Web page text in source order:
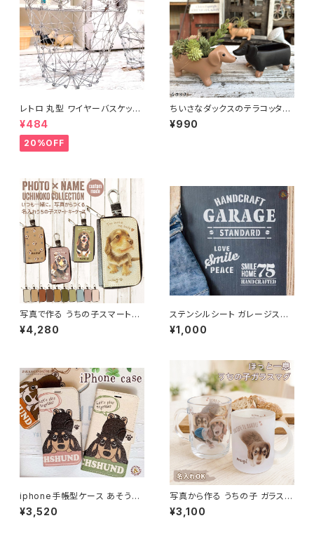
レトロ 丸型 ワイヤーバスケット
L
¥484
20%OFF
ちいさなダックスのテラコッタポ
ット｜ S・Mサイズ
¥990
写真で作る うちの子スマートキ
ーケース 名入れ無料 / 写真を
おしゃれにデザイン 世界にひと
¥4,280
ステンシルシート ガレージスマ
イル 「75・GARAGE・ SMILE 3
種セット」 / オリジナル DIY ハン
¥1,000
iphone手帳型ケース あそうぼ
うよ ダックス 手帳型ケース スマ
ートフォンケース
¥3,520
写真から作る うちの子 ガラスマ
グカップ プ 名入れ無料
¥3,100